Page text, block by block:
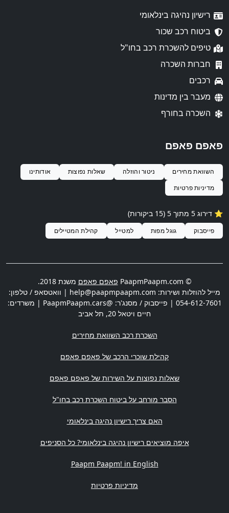
רישיון נהיגה בינלאומי
ביטוח רכב שכור
טיפים להשכרת רכב בחו"ל
חברות השכרה
רכבים
מעבר בין מדינות
השכרה בחורף
פאפם פאפם
השוואת מחירים ניטור והוזלה שאלות נפוצות
אודותינו
מדיניות פרטיות
⭐️ דירוג 5 מתוך 5 (15 ביקורות)
פייסבוק גוגל מפות למטייל קהילת המטיילים
© PaapmPaapm.com פאפם פאפם משנת 2018.
מייל להוזלות ושירות: help@paapmpaapm.com | וואטסאפ / טלפון:
054-612-7601 | פייסבוק / מסנג'ר: @PaapmPaapm.cars | משרדים:
חיים ויטאל 20
, תל אביב
השכרת רכב השוואת מחירים
קהילת שוכרי הרכב של פאפם פאפם
שאלות נפוצות על השירות של פאפם פאפם
הסבר מורחב על ביטוח השכרת רכב בחו"ל
האם צריך רישיון נהיגה בינלאומי
איפה מוציאים רישיון נהיגה בינלאומי? כל הסניפים
Paapm Paapm! in English
מדיניות פרטיות